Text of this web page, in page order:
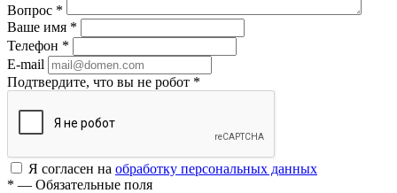
Вопрос *
Ваше имя *
Телефон *
E-mail
Подтвердите, что вы не робот *
Я согласен на обработку персональных данных
* — Обязательные поля